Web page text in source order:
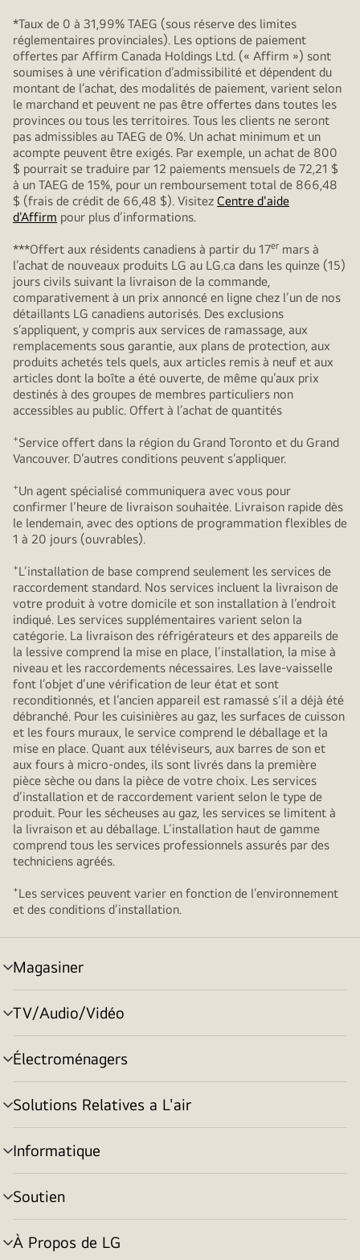
*Taux de 0 à 31,99% TAEG (sous réserve des limites
réglementaires provinciales). Les options de paiement
offertes par Affirm Canada Holdings Ltd. (« Affirm ») sont
soumises à une vérification d’admissibilité et dépendent du
montant de l’achat, des modalités de paiement, varient selon
le marchand et peuvent ne pas être offertes dans toutes les
provinces ou tous les territoires. Tous les clients ne seront
pas admissibles au TAEG de 0%. Un achat minimum et un
acompte peuvent être exigés. Par exemple, un achat de 800
$ pourrait se traduire par 12 paiements mensuels de 72,21 $
à un TAEG de 15%, pour un remboursement total de 866,48
$ (frais de crédit de 66,48 $). Visitez Centre d'aide
d'Affirm pour plus d’informations.
***Offert aux résidents canadiens à partir du 17er mars à
l’achat de nouveaux produits LG au LG.ca dans les quinze (15)
jours civils suivant la livraison de la commande,
comparativement à un prix annoncé en ligne chez l’un de nos
détaillants LG canadiens autorisés. Des exclusions
s’appliquent, y compris aux services de ramassage, aux
remplacements sous garantie, aux plans de protection, aux
produits achetés tels quels, aux articles remis à neuf et aux
articles dont la boîte a été ouverte, de même qu’aux prix
destinés à des groupes de membres particuliers non
accessibles au public. Offert à l’achat de quantités
+Service offert dans la région du Grand Toronto et du Grand
Vancouver. D’autres conditions peuvent s’appliquer.
+Un agent spécialisé communiquera avec vous pour
confirmer l’heure de livraison souhaitée. Livraison rapide dès
le lendemain, avec des options de programmation flexibles de
1 à 20 jours (ouvrables).
+L’installation de base comprend seulement les services de
raccordement standard. Nos services incluent la livraison de
votre produit à votre domicile et son installation à l’endroit
indiqué. Les services supplémentaires varient selon la
catégorie. La livraison des réfrigérateurs et des appareils de
la lessive comprend la mise en place, l’installation, la mise à
niveau et les raccordements nécessaires. Les lave-vaisselle
font l’objet d’une vérification de leur état et sont
reconditionnés, et l’ancien appareil est ramassé s’il a déjà été
débranché. Pour les cuisinières au gaz, les surfaces de cuisson
et les fours muraux, le service comprend le déballage et la
mise en place. Quant aux téléviseurs, aux barres de son et
aux fours à micro-ondes, ils sont livrés dans la première
pièce sèche ou dans la pièce de votre choix. Les services
d’installation et de raccordement varient selon le type de
produit. Pour les sécheuses au gaz, les services se limitent à
la livraison et au déballage. L’installation haut de gamme
comprend tous les services professionnels assurés par des
techniciens agréés.
+Les services peuvent varier en fonction de l’environnement
et des conditions d’installation.
Magasiner
menu
basculement
TV/Audio/Vidéo
menu
basculement
Électroménagers
menu
basculement
Solutions Relatives a L'air
menu
basculement
Informatique
menu
basculement
Soutien
menu
basculement
À Propos de LG
menu